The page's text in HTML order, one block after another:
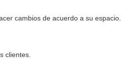
cambios de acuerdo a su espacio.
clientes.